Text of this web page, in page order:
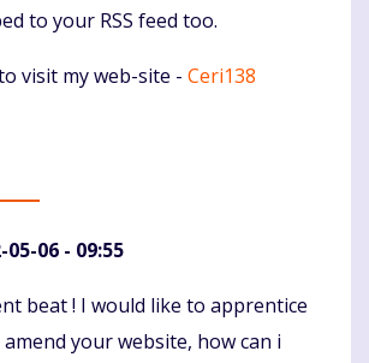
to your RSS feed too.
visit my web-site - Ceri138
05-06 - 09:55
beat ! I would like to apprentice
your website, how can i